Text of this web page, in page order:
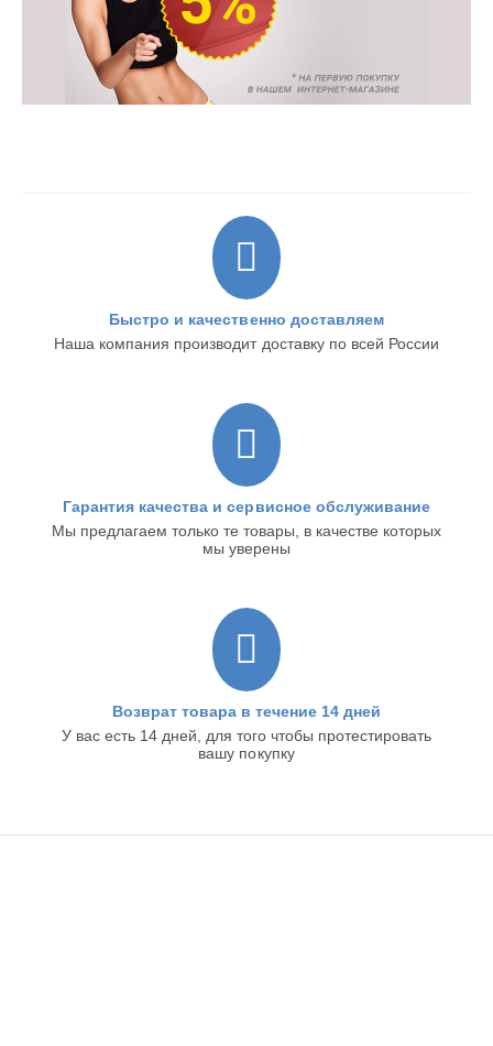
Быстро и качественно доставляем
Наша компания производит доставку по всей России
Гарантия качества и сервисное обслуживание
Мы предлагаем только те товары, в качестве которых
мы уверены
Возврат товара в течение 14 дней
У вас есть 14 дней, для того чтобы протестировать
вашу покупку